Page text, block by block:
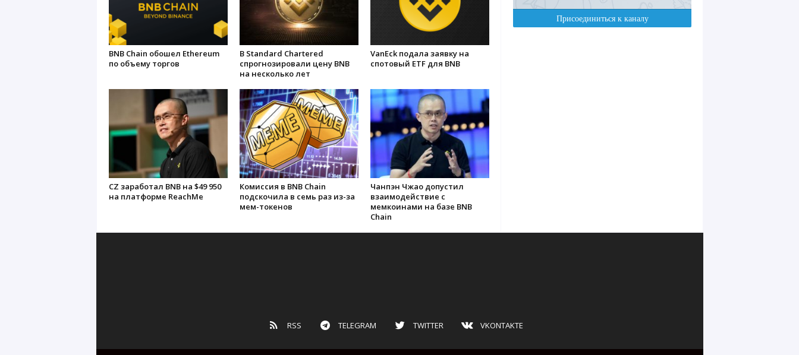
BNB Chain обошел Ethereum
по объему торгов
В Standard Chartered
спрогнозировали цену BNB
на несколько лет
VanEck подала заявку на
спотовый ETF для BNB
CZ заработал BNB на $49 950
на платформе ReachMe
Комиссия в BNB Chain
подскочила в семь раз из-за
мем-токенов
Чанпэн Чжао допустил
взаимодействие с
мемкоинами на базе BNB
Chain
RSS TELEGRAM TWITTER VKONTAKTE